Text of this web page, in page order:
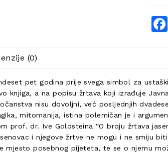
(0)
pet godina prije svega simbol za
knjiga, a na popisu žrtava koji izrađuje
nisu dovoljni, već posljednjih
mitomanija, istina polemičan je i
prof. dr. Ive Goldsteina “O broju žrtava
i njegove žrtve ne mogu i ne smiju
mjesto posebnog pijeteta, te se o njemu